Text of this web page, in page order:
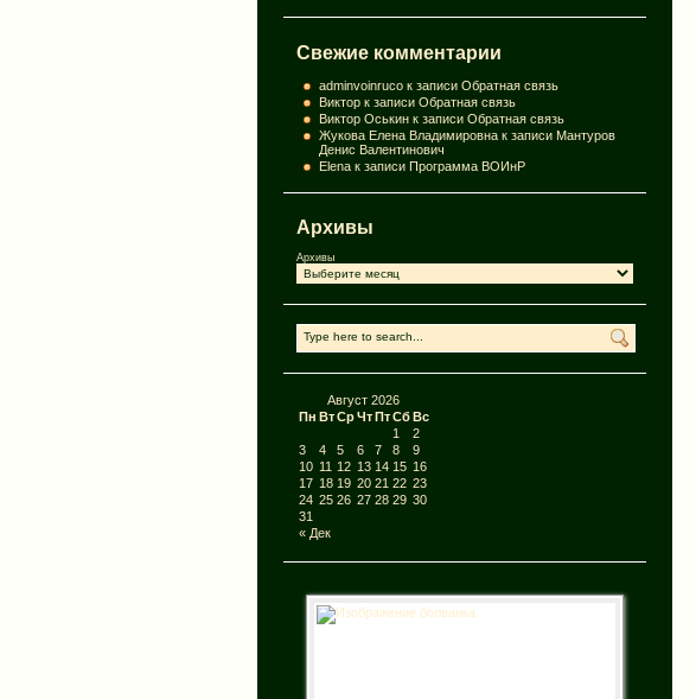
Свежие комментарии
adminvoinruco к записиОбратная связь
Виктор к записиОбратная связь
Виктор Оськин к записиОбратная связь
Жукова Елена Владимировна к записиМантуров
Денис Валентинович
Elena к записиПрограмма ВОИнР
Архивы
Архивы
Август 2026
Пн ВтСрЧтПтСбВс
« Дек
1
2
3
4 5 6 7 8
9
10 11 12 13 14 15 16
17 18 19 20 21 22 23
24 25 26 27 28 29 30
31